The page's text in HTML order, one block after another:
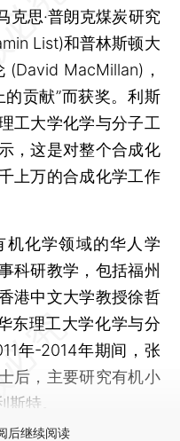
克思·普朗克煤炭研究
List)和普林斯顿大
(David MacMillan)，
贡献”而获奖。利斯
工大学化学与分子工
，这是对整个合成化
上万的合成化学工作
化学领域的华人学
科研教学，包括福州
港中文大学教授徐哲
东理工大学化学与分
年-2014年期间，张
后，主要研究有机小
特。
后继续阅读